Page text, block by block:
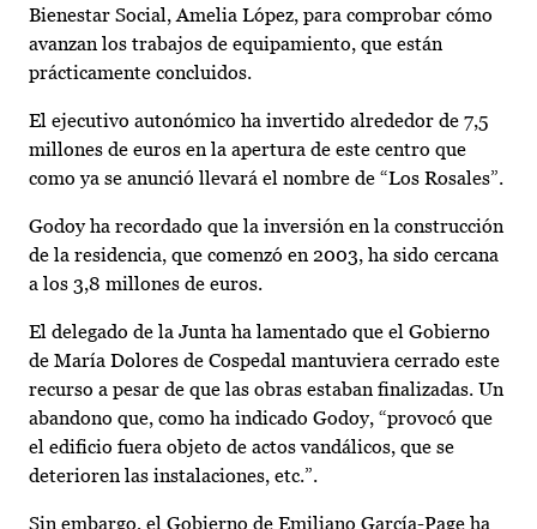
Bienestar Social, Amelia López, para comprobar cómo
avanzan los trabajos de equipamiento, que están
prácticamente concluidos.
El ejecutivo autonómico ha invertido alrededor de 7,5
millones de euros en la apertura de este centro que
como ya se anunció llevará el nombre de “Los Rosales”.
Godoy ha recordado que la inversión en la construcción
de la residencia, que comenzó en 2003, ha sido cercana
a los 3,8 millones de euros.
El delegado de la Junta ha lamentado que el Gobierno
de María Dolores de Cospedal mantuviera cerrado este
recurso a pesar de que las obras estaban finalizadas. Un
abandono que, como ha indicado Godoy, “provocó que
el edificio fuera objeto de actos vandálicos, que se
deterioren las instalaciones, etc.”.
Sin embargo, el Gobierno de Emiliano García-Page ha